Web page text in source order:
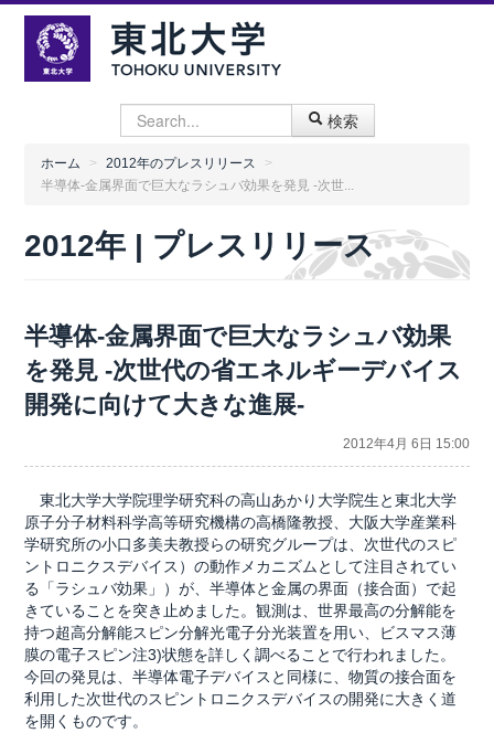
検索
ホーム > 2012年のプレスリリース
>
半導体-金属界面で巨大なラシュバ効果を発見 -次世...
2012年 | プレスリリース
半導体-金属界面で巨大なラシュバ効果
を発見 -次世代の省エネルギーデバイス
開発に向けて大きな進展-
2012年4月 6日 15:00
東北大学大学院理学研究科の高山あかり大学院生と東北大学
原子分子材料科学高等研究機構の高橋隆教授、大阪大学産業科
学研究所の小口多美夫教授らの研究グループは、次世代のスピ
ントロニクスデバイス）の動作メカニズムとして注目されてい
る「ラシュバ効果」）が、半導体と金属の界面（接合面）で起
きていることを突き止めました。観測は、世界最高の分解能を
持つ超高分解能スピン分解光電子分光装置を用い、ビスマス薄
膜の電子スピン注3)状態を詳しく調べることで行われました。
今回の発見は、半導体電子デバイスと同様に、物質の接合面を
利用した次世代のスピントロニクスデバイスの開発に大きく道
を開くものです。